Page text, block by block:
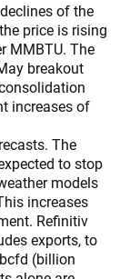
of the
price is rising
MMBTU. The
breakout
increases of
The
to stop
models
increases
Refinitiv
exports, to
(billion